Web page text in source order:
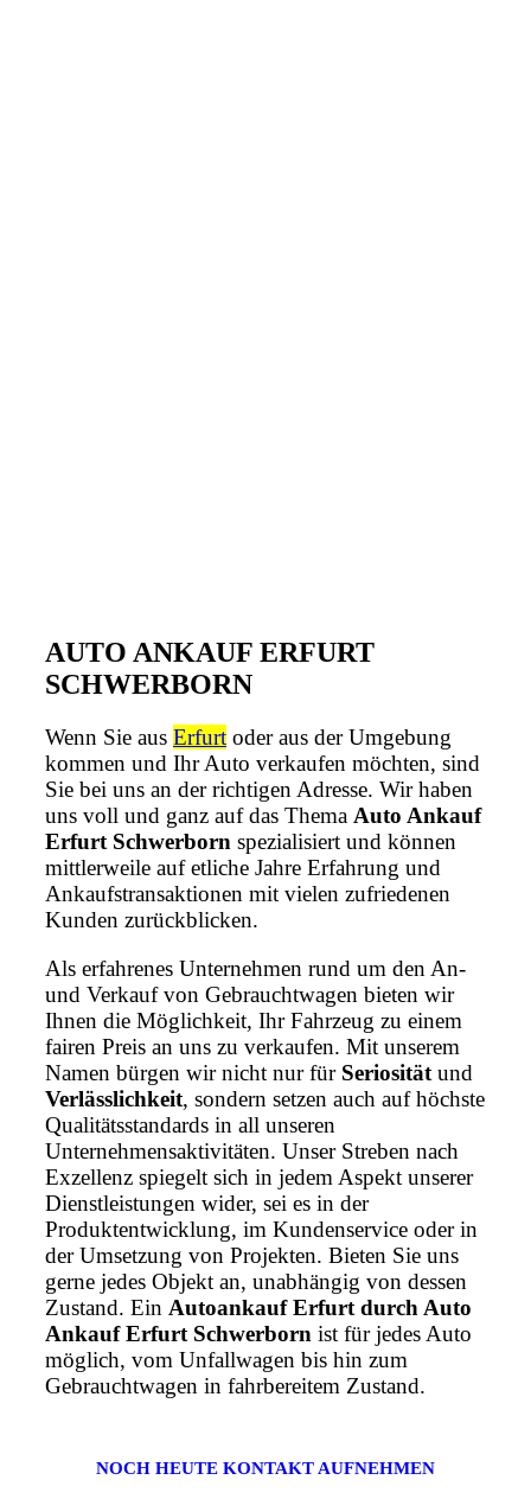
AUTO ANKAUF ERFURT
SCHWERBORN
Wenn Sie aus Erfurt oder aus der Umgebung
kommen und Ihr Auto verkaufen möchten, sind
Sie bei uns an der richtigen Adresse. Wir haben
uns voll und ganz auf das Thema Auto Ankauf
Erfurt Schwerborn spezialisiert und können
mittlerweile auf etliche Jahre Erfahrung und
Ankaufstransaktionen mit vielen zufriedenen
Kunden zurückblicken.
Als erfahrenes Unternehmen rund um den An-
und Verkauf von Gebrauchtwagen bieten wir
Ihnen die Möglichkeit, Ihr Fahrzeug zu einem
fairen Preis an uns zu verkaufen. Mit unserem
Namen bürgen wir nicht nur für Seriosität und
Verlässlichkeit, sondern setzen auch auf höchste
Qualitätsstandards in all unseren
Unternehmensaktivitäten. Unser Streben nach
Exzellenz spiegelt sich in jedem Aspekt unserer
Dienstleistungen wider, sei es in der
Produktentwicklung, im Kundenservice oder in
der Umsetzung von Projekten. Bieten Sie uns
gerne jedes Objekt an, unabhängig von dessen
Zustand. Ein Autoankauf Erfurt durch Auto
Ankauf Erfurt Schwerborn ist für jedes Auto
möglich, vom Unfallwagen bis hin zum
Gebrauchtwagen in fahrbereitem Zustand.
NOCH HEUTE KONTAKT AUFNEHMEN